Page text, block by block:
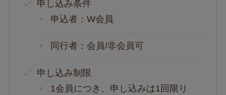
申し込み条件
申込者：W会員
同行者：会員/非会員可
申し込み制限
1会員につき、申し込みは1回限り